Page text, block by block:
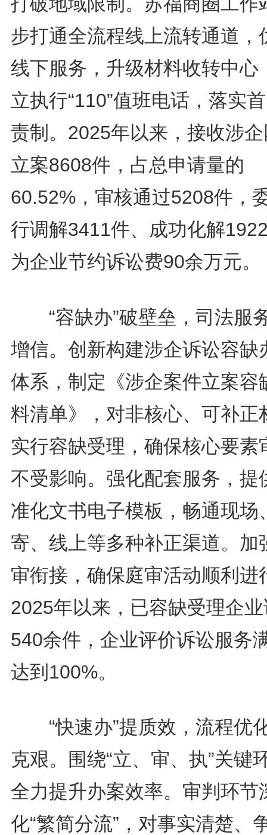
步打通全流程线上流转通道，
线下服务，升级材料收转中心
立执行“110”值班电话，落实
责制。2025年以来，接收涉
立案8608件，占总申请量的
60.52%，审核通过5208件，
行调解3411件、成功化解
为企业节约诉讼费90余万元。
“容缺办”破壁垒，司法服
增信。创新构建涉企诉讼容缺
体系，制定《涉企案件立案容
料清单》，对非核心、可补正
实行容缺受理，确保核心要素
不受影响。强化配套服务，提
准化文书电子模板，畅通现场
寄、线上等多种补正渠道。加
审衔接，确保庭审活动顺利进
2025年以来，已容缺受理企
540余件，企业评价诉讼服务
达到100%。
“快速办”提质效，流程优
克艰。围绕“立、审、执”关键
全力提升办案效率。审判环节
化“繁简分流”，对事实清楚、